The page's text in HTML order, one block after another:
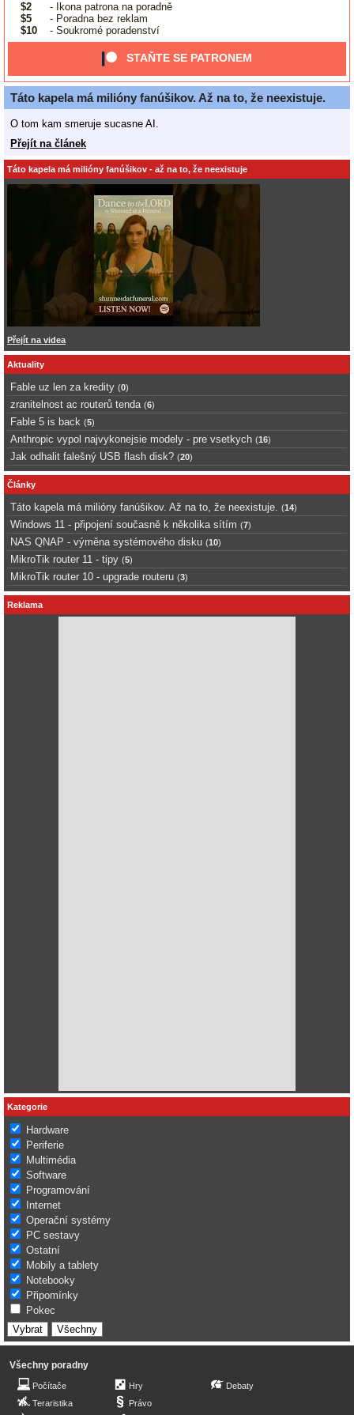
$2
- Ikona patrona na poradně
$5
- Poradna bez reklam
$10
- Soukromé poradenství
STAŇTE SE PATRONEM
Táto kapela má milióny fanúšikov. Až na to, že neexistuje.
O tom kam smeruje sucasne AI.
Přejít na článek
Táto kapela má milióny fanúšikov - až na to, že neexistuje
Přejít na videa
Aktuality
Fable uz len za kredity (0)
zranitelnost ac routerů tenda (6)
Fable 5 is back (5)
Anthropic vypol najvykonejsie modely - pre vsetkych (16)
Jak odhalit falešný USB flash disk? (20)
Články
Táto kapela má milióny fanúšikov. Až na to, že neexistuje. (14)
Windows 11 - připojení současně k několika sítím (7)
NAS QNAP - výměna systémového disku (10)
MikroTik router 11 - tipy (5)
MikroTik router 10 - upgrade routeru (3)
Reklama
Kategorie
Hardware
Periferie
Multimédia
Software
Programování
Internet
Operační systémy
PC sestavy
Ostatní
Mobily a tablety
Notebooky
Připomínky
Pokec
Všechny poradny
Počítače
Teraristika
Hry
Právo
Debaty